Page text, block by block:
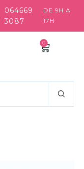
064669
3087
DE 9H A
17H
0